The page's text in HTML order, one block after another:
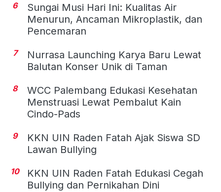
6
Sungai Musi Hari Ini: Kualitas Air
Menurun, Ancaman Mikroplastik, dan
Pencemaran
7
Nurrasa Launching Karya Baru Lewat
Balutan Konser Unik di Taman
8
WCC Palembang Edukasi Kesehatan
Menstruasi Lewat Pembalut Kain
Cindo-Pads
9
KKN UIN Raden Fatah Ajak Siswa SD
Lawan Bullying
10
KKN UIN Raden Fatah Edukasi Cegah
Bullying dan Pernikahan Dini